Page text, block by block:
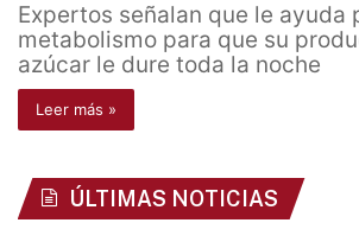
Expertos señalan que le ayuda
metabolismo para que su
azúcar le dure toda la noche
Leer más »
ÚLTIMAS NOTICIAS